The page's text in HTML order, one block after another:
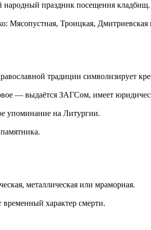
праздник посещения кладбищ.
Троицкая, Дмитриевская
традиции символизирует
— выдаётся ЗАГСом, имеет
упоминание на Литургии.
металлическая или мраморная.
характер смерти.